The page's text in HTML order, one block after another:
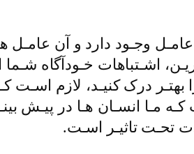
عامـل وجـود دارد و آن عامـل
اشـتباهات خـودآگاه
درک کنیـد، لازم اسـت
مـا انسـان هـا در پیـش
تحـت تاثیـر اسـت.